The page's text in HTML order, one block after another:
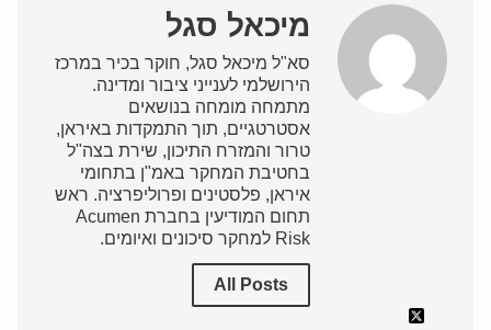
מיכאל סגל
סא"ל מיכאל סגל, חוקר בכיר במרכז
הירושלמי לענייני ציבור ומדינה.
מתמחה מומחה בנושאים
אסטרטגיים, תוך התמקדות באיראן,
טרור והמזרח התיכון, שירת בצה"ל
בחטיבת המחקר באמ"ן בתחומי
איראן, פלסטינים ופרוליפרציה. ראש
תחום המודיעין בחברת Acumen
Risk למחקר סיכונים ואיומים.
All Posts